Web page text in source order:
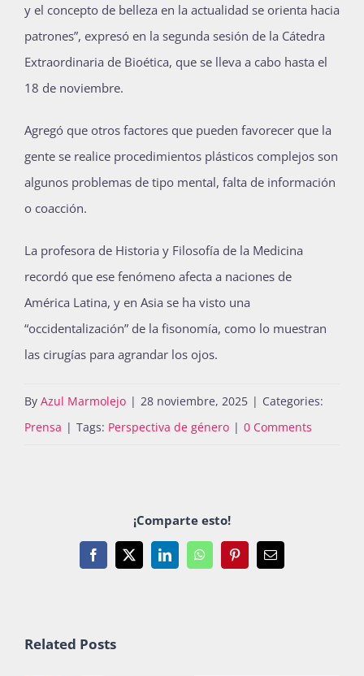
y el concepto de belleza en la actualidad se orienta hacia
patrones”, expresó en la segunda sesión de la Cátedra
Extraordinaria de Bioética, que se lleva a cabo hasta el
18 de noviembre.
Agregó que otros factores que pueden favorecer que la
gente se realice procedimientos plásticos complejos son
algunos problemas de tipo mental, falta de información
o coacción.
La profesora de Historia y Filosofía de la Medicina
recordó que ese fenómeno afecta a naciones de
América Latina, y en Asia se ha visto una
“occidentalización” de la fisonomía, como lo muestran
las cirugías para agrandar los ojos.
By Azul Marmolejo | 28 noviembre, 2025 | Categories:
Prensa | Tags: Perspectiva de género | 0 Comments
¡Comparte esto!
Facebook
X LinkedInWhatsAppPinterestEmail
Related Posts